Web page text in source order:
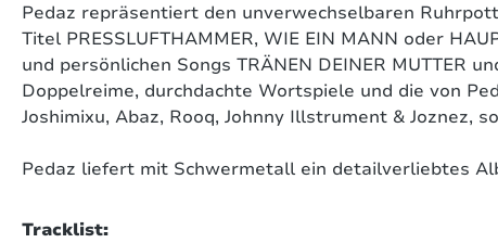
Pedaz repräsentiert den unverwechselbaren
Titel PRESSLUFTHAMMER, WIE EIN MANN oder
und persönlichen Songs TRÄNEN DEINER MUTTER
Doppelreime, durchdachte Wortspiele und die von
Joshimixu, Abaz, Rooq, Johnny Illstrument & Joznez,
Pedaz liefert mit Schwermetall ein detailverliebtes
Tracklist: